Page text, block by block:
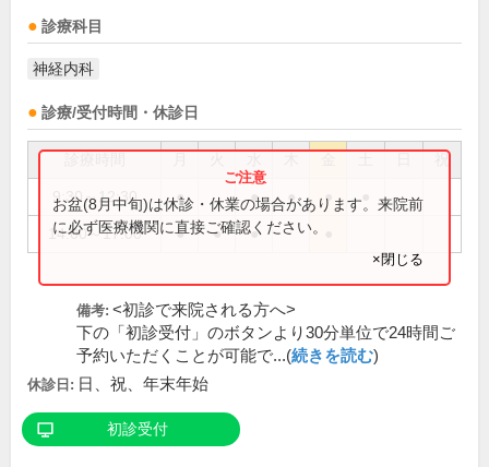
診療科目
神経内科
診療/受付時間・休診日
祝
9:30～12:30 ● ● ● ●
14:00～17:00 ● ● ●
お盆(8月中旬)は休診・休業の場合があります。来院前
に必ず医療機関に直接ご確認ください。
×閉じる
備考: <初診で来院される方へ>
下の「初診受付」のボタンより30分単位で24時間ご
予約いただくことが可能で...(続きを読む)
休診日: 日、祝、年末年始
初診受付